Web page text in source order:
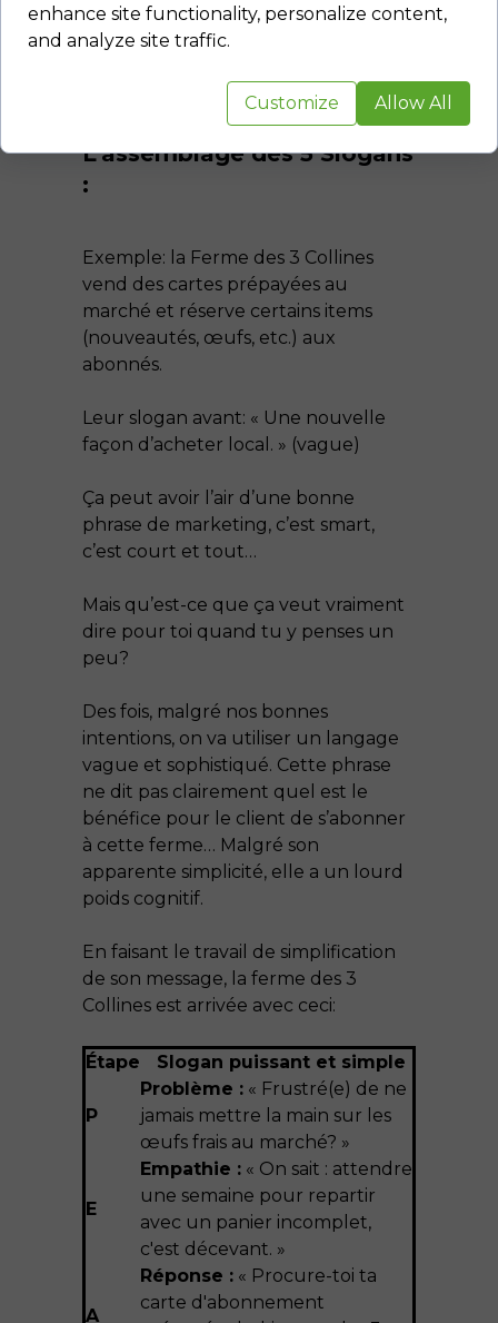
les plus belles
L'assemblage des 5 Slogans
:
Exemple: la Ferme des 3 Collines
vend des cartes prépayées au
marché et réserve certains items
(nouveautés, œufs, etc.) aux
abonnés.
Leur slogan avant: « Une nouvelle
façon d’acheter local. » (vague)
Ça peut avoir l’air d’une bonne
phrase de marketing, c’est smart,
c’est court et tout…
Mais qu’est-ce que ça veut vraiment
dire pour toi quand tu y penses un
peu?
Des fois, malgré nos bonnes
intentions, on va utiliser un langage
vague et sophistiqué. Cette phrase
ne dit pas clairement quel est le
bénéfice pour le client de s’abonner
à cette ferme… Malgré son
apparente simplicité, elle a un lourd
poids cognitif.
En faisant le travail de simplification
de son message, la ferme des 3
Collines est arrivée avec ceci:
Étape Slogan puissant et simple
P
Problème : « Frustré(e) de ne
jamais mettre la main sur les
œufs frais au marché? »
E
Empathie : « On sait : attendre
une semaine pour repartir
avec un panier incomplet,
c'est décevant. »
A
Réponse : « Procure-toi ta
carte d'abonnement
enhance site functionality, personalize content,
and analyze site traffic.
Customize Allow All